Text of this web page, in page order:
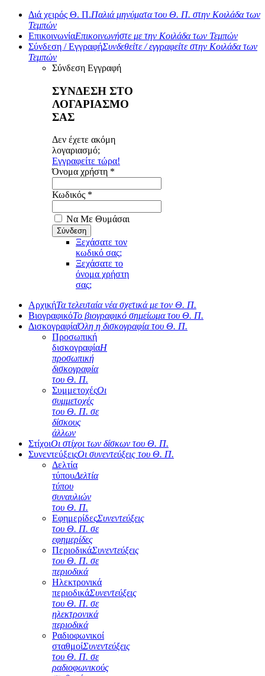
Διά χειρός Θ. Π.Παλιά μηνύματα του Θ. Π. στην Κοιλάδα των
Τεμπών
ΕπικοινωνίαΕπικοινωνήστε με την Κοιλάδα των Τεμπών
Σύνδεση / ΕγγραφήΣυνδεθείτε / εγγραφείτε στην Κοιλάδα των
Τεμπών
Σύνδεση Εγγραφή
ΣΥΝΔΕΣΗ ΣΤΟ
ΛΟΓΑΡΙΑΣΜΟ
ΣΑΣ
Δεν έχετε ακόμη
λογαριασμό;
Εγγραφείτε τώρα!
Όνομα χρήστη *
Κωδικός *
Να Με Θυμάσαι
Ξεχάσατε τον
κωδικό σας;
Ξεχάσατε το
όνομα χρήστη
σας;
ΑρχικήΤα τελευταία νέα σχετικά με τον Θ. Π.
ΒιογραφικόΤο βιογραφικό σημείωμα του Θ. Π.
ΔισκογραφίαΌλη η δισκογραφία του Θ. Π.
Προσωπική
δισκογραφίαΗ
προσωπική
δισκογραφία
του Θ. Π.
ΣυμμετοχέςΟι
συμμετοχές
του Θ. Π. σε
δίσκους
άλλων
ΣτίχοιΟι στίχοι των δίσκων του Θ. Π.
ΣυνεντεύξειςΟι συνεντεύξεις του Θ. Π.
Δελτία
τύπουΔελτία
τύπου
συναυλιών
του Θ. Π.
ΕφημερίδεςΣυνεντεύξεις
του Θ. Π. σε
εφημερίδες
ΠεριοδικάΣυνεντεύξεις
του Θ. Π. σε
περιοδικά
Ηλεκτρονικά
περιοδικάΣυνεντεύξεις
του Θ. Π. σε
ηλεκτρονικά
περιοδικά
Ραδιοφωνικοί
σταθμοίΣυνεντεύξεις
του Θ. Π. σε
ραδιοφωνικούς